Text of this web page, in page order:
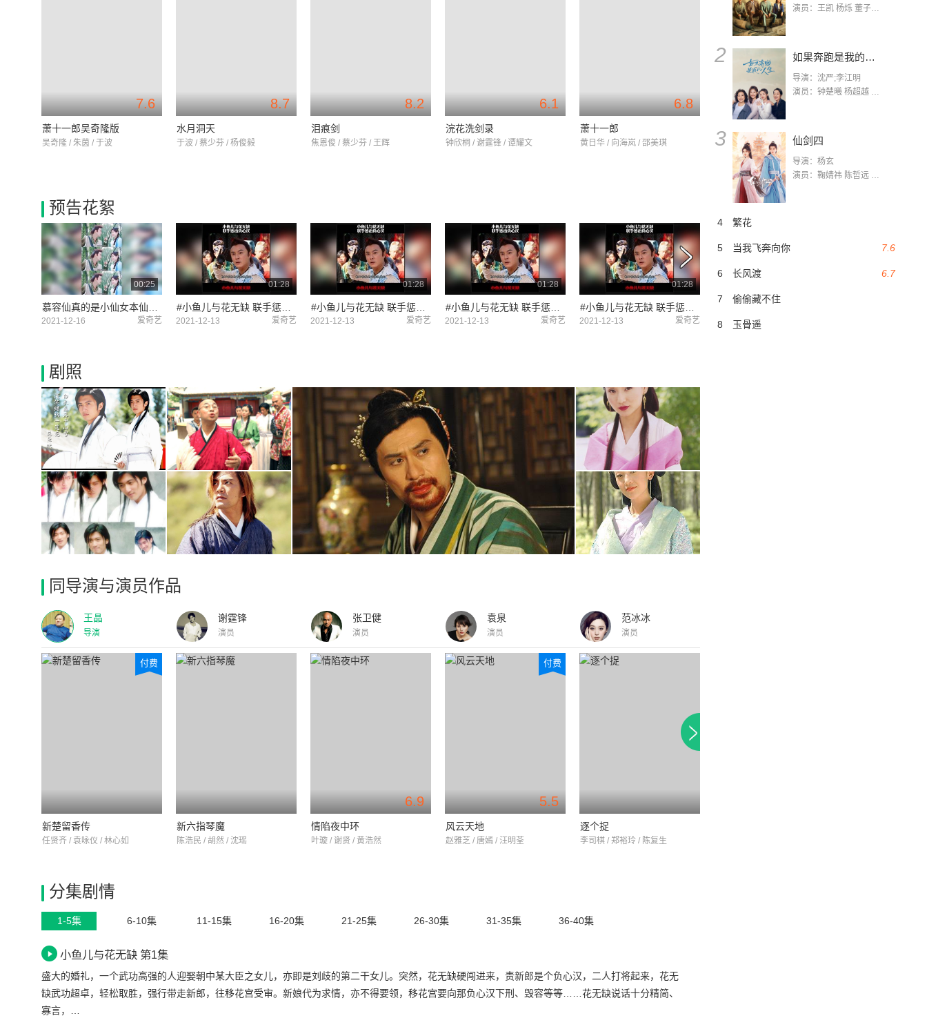
演员：王凯 杨烁 董子健 杨采钰 张佳宁 练练 林栋甫 房子斌
2 如果奔跑是我的人生
导演：沈严;李江明
演员：钟楚曦 杨超越 许娣 陈小艺 侯雯元 宋洋 王宥钧 李添诺
3 仙剑四
导演：杨玄
演员：鞠婧祎 陈哲远 茅子俊 毛晓慧 王媛可 张志浩 林枫松 张帆（演员）
4 繁花
7.6
5 当我飞奔向你
6.7
6 长风渡
7 偷偷藏不住
8 玉骨遥
7.6
萧十一郎吴奇隆版
吴奇隆 / 朱茵 / 于波
8.7
水月洞天
于波 / 蔡少芬 / 杨俊毅
8.2
泪痕剑
焦恩俊 / 蔡少芬 / 王辉
6.1
浣花洗剑录
钟欣桐 / 谢霆锋 / 谭耀文
6.8
萧十一郎
黄日华 / 向海岚 / 邵美琪
预告花絮
00:25
2021-12-16 爱奇艺
01:28
2021-12-13 爱奇艺
01:28
2021-12-13 爱奇艺
01:28
2021-12-13 爱奇艺
01:28
2021-12-13 爱奇艺 2021-12-13
剧照
同导演与演员作品
王晶
导演
谢霆锋
演员
张卫健
演员
袁泉
演员
范冰冰
演员
付费
新楚留香传
任贤齐 / 袁咏仪 / 林心如
新六指琴魔
陈浩民 / 胡然 / 沈瑶
6.9
情陷夜中环
叶璇 / 谢贤 / 黄浩然
5.5
付费
风云天地
赵雅芝 / 唐嫣 / 汪明荃
逐个捉
李司棋 / 郑裕玲 / 陈复生
分集剧情
1-5集 6-10集 11-15集 16-20集 21-25集 26-30集 31-35集 36-40集
小鱼儿与花无缺 第1集
盛大的婚礼，一个武功高强的人迎娶朝中某大臣之女儿，亦即是刘歧的第二干女儿。突然，花无缺硬闯进来，责新郎是个负心汉，二人打将起来，花无
缺武功超卓，轻松取胜，强行带走新郎，往移花宫受审。新娘代为求情，亦不得要领，移花宫要向那负心汉下刑、毁容等等……花无缺说话十分精简、
寡言，…